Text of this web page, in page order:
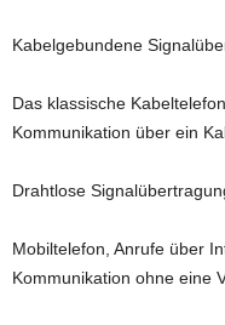
Kabelgebundene
Das klassische
Kommunikation über ein
Drahtlose
Mobiltelefon, Anrufe über
Kommunikation ohne eine